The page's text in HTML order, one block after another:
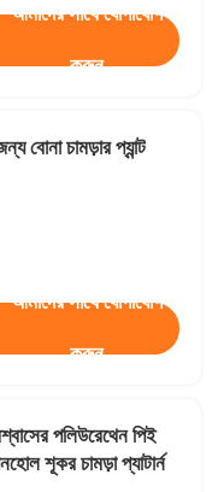
আমাদের সাথে যোগাযোগ
করুন
বোনা চামড়ার প্যান্ট
আমাদের সাথে যোগাযোগ
করুন
পলিউরেথেন পিই
শূকর চামড়া প্যাটার্ন